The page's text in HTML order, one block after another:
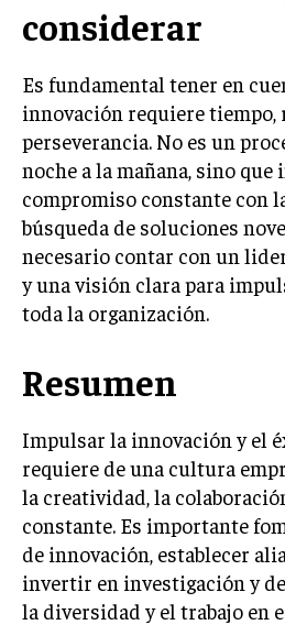
EMPRESAS Y STARTUPS
MÁS
PROYECTOS
GESTIÓN DE
GESTIÓN DE
SUMINISTRO
LOGÍSTICA
CALIDAD Y MEJORA
TALENTO
COMPENSACIÓN Y
RECLUTAMIENTO Y
DESARROLLO DE
GESTIÓN DEL
CULTURA Y CLIMA
considerar
Es fundamental tener en
innovación requiere tiempo,
perseverancia. No es un
noche a la mañana, sino que
compromiso constante con
búsqueda de soluciones
necesario contar con un
y una visión clara para
toda la organización.
Resumen
Impulsar la innovación y el
requiere de una cultura
la creatividad, la
constante. Es importante
de innovación, establecer
invertir en investigación y
la diversidad y el trabajo en